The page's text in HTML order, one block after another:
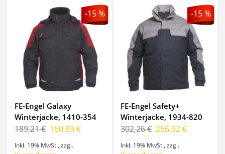
-15 %
FE-Engel Galaxy
Winterjacke, 1410-354
189,21 € 160,83 €
Inkl. 19% MwSt. ,zzgl.
-15 %
FE-Engel Safety+
Winterjacke, 1934-820
302,26 € 256,92 €
Inkl. 19% MwSt. ,zzgl.